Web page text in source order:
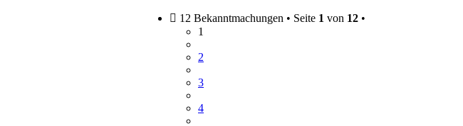
12 Bekanntmachungen • Seite 1 von 12 •
1
2
3
4